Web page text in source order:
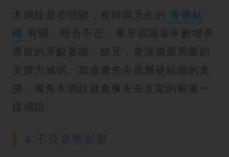
木偶紋是否明顯，有時與天生的 骨骼結
構 有關。咬合不正、暴牙或隨著年齡增長
導致的牙齦萎縮、缺牙，會讓嘴唇周圍的
支撐力減弱。當皮膚失去底層硬組織的支
撐，嘴角木偶紋就會像失去支架的帳篷一
樣塌陷。